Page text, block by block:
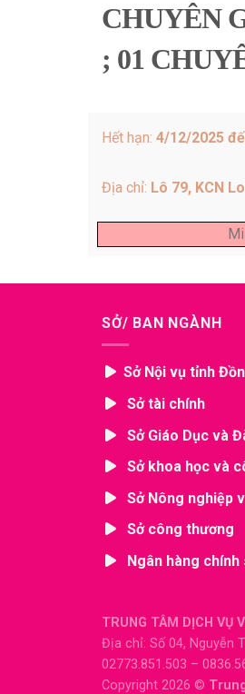
CHUYÊN
; 01
Hết hạn: 4/12/2025
Địa chỉ: Lô 79, KCN
SỞ/ BAN NGÀNH
Sở Nội vụ tỉnh
Sở tài chính
Sở Giáo Dục và
Sở khoa học và
Sở Nông nghiệp
Sở công thương
Ngân hàng chính
TRUNG TÂM DỊCH VỤ
Địa chỉ: Số 04, Nguyễn
02773.851.503 –
Copyright 2026 ©